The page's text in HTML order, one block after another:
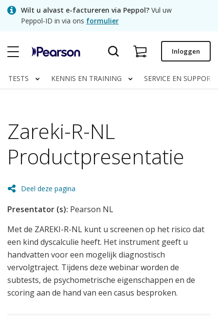
SkipWilt u alvast e-factureren via Peppol? Vul uw
Peppol-ID in via ons formulier
Snel bestellen
Facturen
Clinical | NL
Inloggen
TESTS KENNIS EN TRAINING SERVICE EN SUPPORT
Zareki-R-NL
Productpresentatie
Deel deze pagina
Presentator (s): Pearson NL
Met de ZAREKI-R-NL kunt u screenen op het risico dat
een kind dyscalculie heeft. Het instrument geeft u
handvatten voor een mogelijk diagnostisch
vervolgtraject. Tijdens deze webinar worden de
subtests, de psychometrische eigenschappen en de
scoring aan de hand van een casus besproken.